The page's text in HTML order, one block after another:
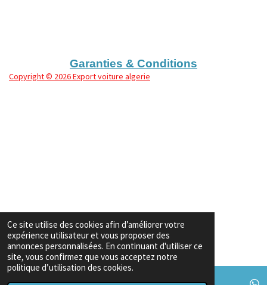
Ce site utilise des cookies afin d’améliorer votre
expérience utilisateur et vous proposer des
annonces personnalisées. En continuant d'utiliser ce
site, vous confirmez que vous acceptez notre
politique d’utilisation des cookies.
Garanties & Conditions
Copyright© 2026 Export voiture algerie